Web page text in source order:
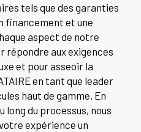
tels que des garanties
financement et une
aspect de notre
répondre aux exigences
et pour asseoir la
en tant que leader
haut de gamme. En
du processus, nous
expérience un